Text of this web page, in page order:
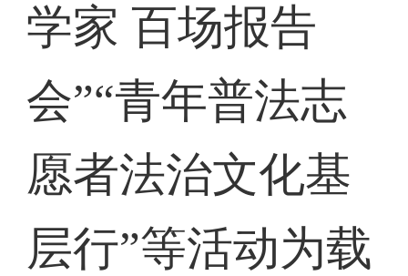
学家 百场报告
会”“青年普法志
愿者法治文化基
层行”等活动为载